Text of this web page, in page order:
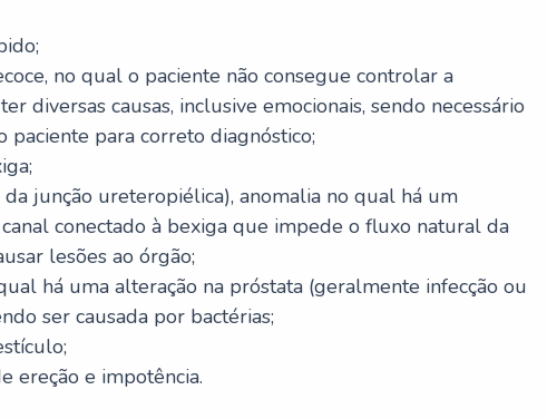
no qual o paciente não consegue controlar a
diversas causas, inclusive emocionais, sendo necessário
paciente para correto diagnóstico;
da junção ureteropiélica), anomalia no qual há um
conectado à bexiga que impede o fluxo natural da
lesões ao órgão;
há uma alteração na próstata (geralmente infecção ou
ser causada por bactérias;
ereção e impotência.